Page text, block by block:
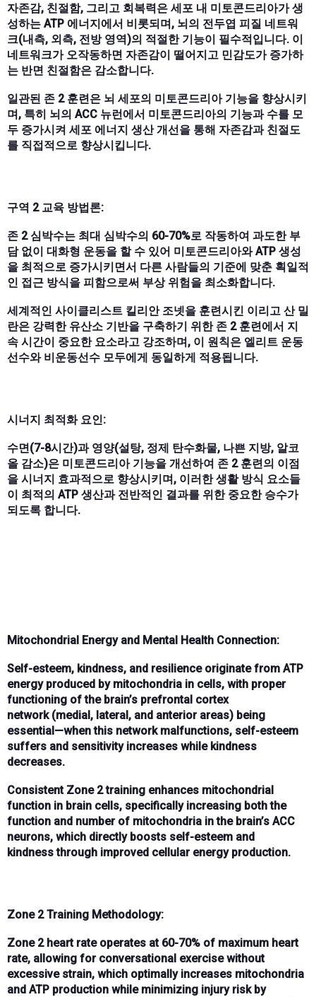
자존감, 친절함, 그리고 회복력은 세포 내 미토콘드리아가 생
성하는 ATP 에너지에서 비롯되며, 뇌의 전두엽 피질 네트워
크(내측, 외측, 전방 영역)의 적절한 기능이 필수적입니다. 이
네트워크가 오작동하면 자존감이 떨어지고 민감도가 증가하
는 반면 친절함은 감소합니다.
일관된 존 2 훈련은 뇌 세포의 미토콘드리아 기능을 향상시키
며, 특히 뇌의 ACC 뉴런에서 미토콘드리아의 기능과 수를 모
두 증가시켜 세포 에너지 생산 개선을 통해 자존감과 친절도
를 직접적으로 향상시킵니다.
구역 2 교육 방법론:
존 2 심박수는 최대 심박수의 60-70%로 작동하여 과도한 부
담 없이 대화형 운동을 할 수 있어 미토콘드리아와 ATP 생성
을 최적으로 증가시키면서 다른 사람들의 기준에 맞춘 획일적
인 접근 방식을 피함으로써 부상 위험을 최소화합니다.
세계적인 사이클리스트 킬리안 조넷을 훈련시킨 이리고 산 밀
란은 강력한 유산소 기반을 구축하기 위한 존 2 훈련에서 지
속 시간이 중요한 요소라고 강조하며, 이 원칙은 엘리트 운동
선수와 비운동선수 모두에게 동일하게 적용됩니다.
시너지 최적화 요인:
수면(7-8시간)과 영양(설탕, 정제 탄수화물, 나쁜 지방, 알코
올 감소)은 미토콘드리아 기능을 개선하여 존 2 훈련의 이점
을 시너지 효과적으로 향상시키며, 이러한 생활 방식 요소들
이 최적의 ATP 생산과 전반적인 결과를 위한 중요한 승수가
되도록 합니다.
Mitochondrial Energy and Mental Health Connection:
Self-esteem, kindness, and resilienceoriginate from ATP
energyproduced by mitochondria in cells, with proper
functioning of the brain’s prefrontal cortex
network(medial, lateral, and anterior areas) being
essential—when this network malfunctions, self-esteem
suffers and sensitivity increases while kindness
decreases.
Consistent Zone 2 training enhances mitochondrial
function in brain cells, specifically increasing both the
function and number of mitochondria in the brain’s ACC
neurons, which directly boosts self-esteem and
kindnessthrough improved cellular energy production.
Zone 2 Training Methodology:
Zone 2 heart rateoperates at 60-70% of maximum heart
rate, allowing for conversational exercisewithout
excessive strain, which optimally increases mitochondria
and ATP production while minimizing injury riskby